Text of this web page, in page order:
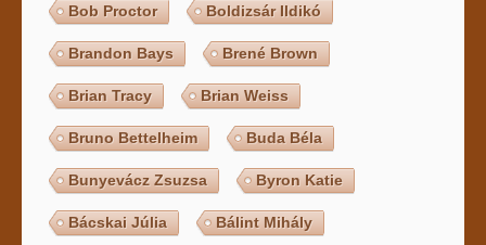
Bob Proctor Boldizsár Ildikó
Brandon Bays Brené Brown
Brian Tracy Brian Weiss
Bruno Bettelheim Buda Béla
Bunyevácz Zsuzsa Byron Katie
Bácskai Júlia Bálint Mihály